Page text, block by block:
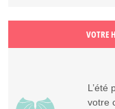
VOTRE
L’été
votre